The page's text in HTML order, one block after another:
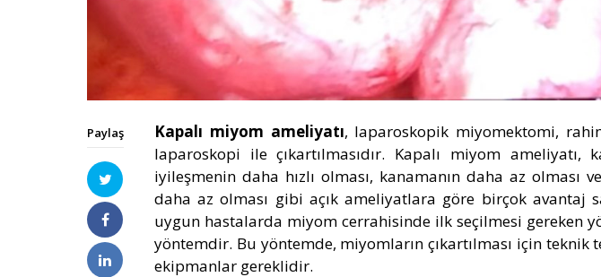
Paylaş Kapalı miyom ameliyatı, laparoskopik miyomektomi,
laparoskopi ile çıkartılmasıdır. Kapalı miyom ameliyatı,
iyileşmenin daha hızlı olması, kanamanın daha az olması
daha az olması gibi açık ameliyatlara göre birçok avantaj
uygun hastalarda miyom cerrahisinde ilk seçilmesi gereken
yöntemdir. Bu yöntemde, miyomların çıkartılması için teknik
ekipmanlar gereklidir.